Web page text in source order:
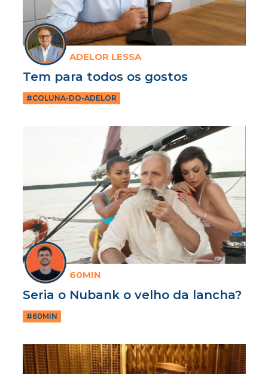
ADELOR LESSA
Tem para todos os gostos
#COLUNA-DO-ADELOR
60MIN
Seria o Nubank o velho da lancha?
#60MIN